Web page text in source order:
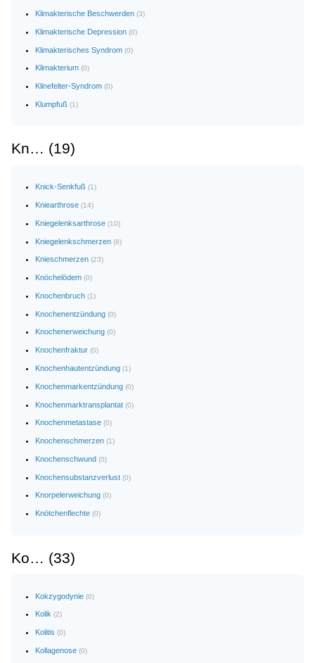
Klimakterische Beschwerden (3)
Klimakterische Depression (0)
Klimakterisches Syndrom (0)
Klimakterium (0)
Klinefelter-Syndrom (0)
Klumpfuß (1)
Kn… (19)
Knick-Senkfuß (1)
Kniearthrose (14)
Kniegelenksarthrose (10)
Kniegelenkschmerzen (8)
Knieschmerzen (23)
Knöchelödem (0)
Knochenbruch (1)
Knochenentzündung (0)
Knochenerweichung (0)
Knochenfraktur (0)
Knochenhautentzündung (1)
Knochenmarkentzündung (0)
Knochenmarktransplantat (0)
Knochenmetastase (0)
Knochenschmerzen (1)
Knochenschwund (0)
Knochensubstanzverlust (0)
Knorpelerweichung (0)
Knötchenflechte (0)
Ko… (33)
Kokzygodynie (0)
Kolik (2)
Kolitis (0)
Kollagenose (0)